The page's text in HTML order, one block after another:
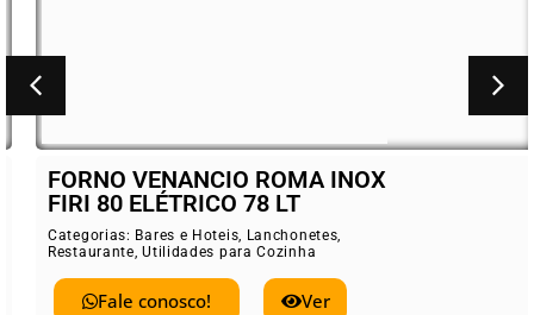
FORNO VENANCIO ROMA INOX
FIRI 80 ELÉTRICO 78 LT
Categorias:Bares e Hoteis,Lanchonetes,
Restaurante,Utilidades para Cozinha
Fale conosco! Ver